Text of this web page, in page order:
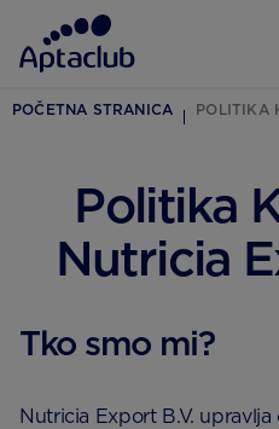
POČETNA STRANICA POLITIKA
Politika
Nutricia
Tko smo mi?
Nutricia Export B.V.